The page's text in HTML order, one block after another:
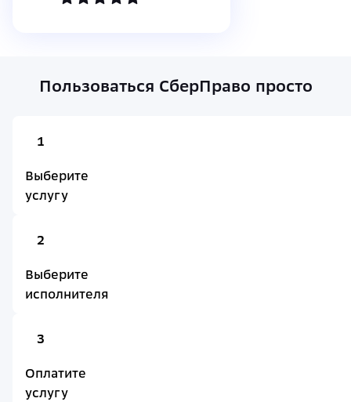
Пользоваться СберПраво просто
1
Выберите
услугу
2
Выберите
исполнителя
3
Оплатите
услугу